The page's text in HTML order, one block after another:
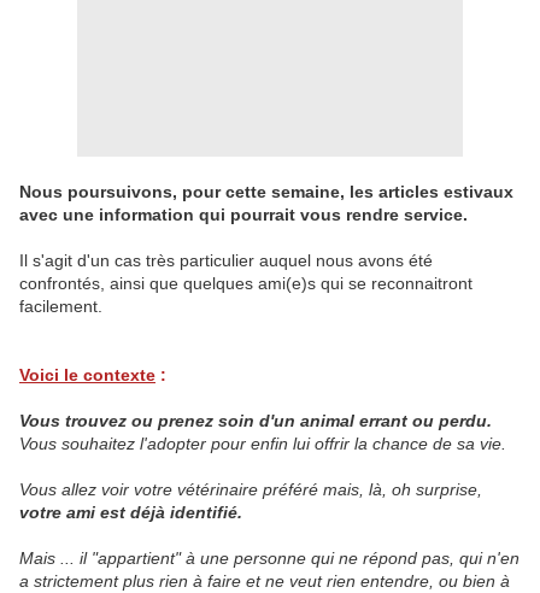
Nous poursuivons, pour cette semaine, les articles estivaux
avec une information qui pourrait vous rendre service.
Il s'agit d'un cas très particulier auquel nous avons été
confrontés, ainsi que quelques ami(e)s qui se reconnaitront
facilement.
Voici le contexte :
Vous trouvez ou prenez soin d'un animal errant ou perdu.
Vous souhaitez l'adopter pour enfin lui offrir la chance de sa vie.
Vous allez voir votre vétérinaire préféré mais, là, oh surprise,
votre ami est déjà identifié.
Mais ... il "appartient" à une personne qui ne répond pas, qui n'en
a strictement plus rien à faire et ne veut rien entendre, ou bien à